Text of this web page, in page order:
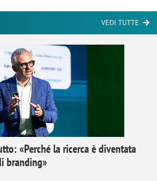
VEDI TUTTE
«Perché la ricerca è diventata
branding»